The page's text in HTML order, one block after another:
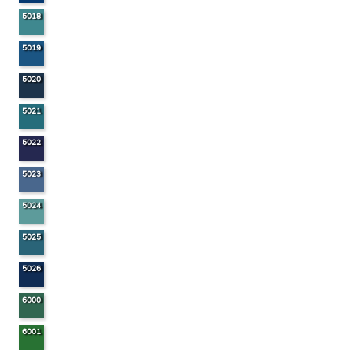
5018
5019
5020
5021
5022
5023
5024
5025
5026
6000
6001